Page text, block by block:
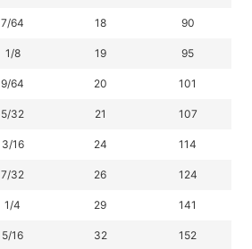
7/64 18 90
1/8 19 95
9/64 20 101
5/32 21 107
3/16 24 114
7/32 26 124
1/4 29 141
5/16 32 152